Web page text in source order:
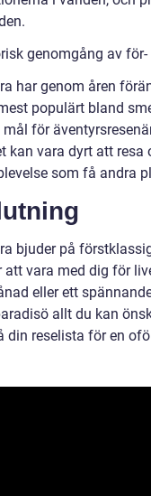
genomgång av
har genom åren
populärt bland
för
kan vara dyrt att resa
som få andra
bjuder på
att vara med dig för
eller ett
allt du kan
din reselista för en